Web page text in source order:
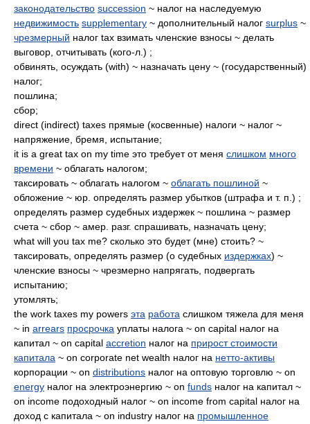
законодательство succession ~ налог на наследуемую
недвижимость supplementary ~ дополнительный налог surplus ~
чрезмерный налог tax взимать членские взносы ~ делать
выговор, отчитывать (кого-л.) ;
обвинять, осуждать (with) ~ назначать цену ~ (государственный)
налог;
пошлина;
сбор;
direct (indirect) taxes прямые (косвенные) налоги ~ налог ~
напряжение, бремя, испытание;
it is a great tax on my time это требует от меня слишком много
времени ~ облагать налогом;
таксировать ~ облагать налогом ~ облагать пошлиной ~
обложение ~ юр. определять размер убытков (штрафа и т. п.) ;
определять размер судебных издержек ~ пошлина ~ размер
счета ~ сбор ~ амер. разг. спрашивать, назначать цену;
what will you tax me? сколько это будет (мне) стоить? ~
таксировать, определять размер (о судебных издержках) ~
членские взносы ~ чрезмерно напрягать, подвергать
испытанию;
утомлять;
the work taxes my powers эта работа слишком тяжела для меня
~ in arrears просрочка уплаты налога ~ on capital налог на
капитал ~ on capital accretion налог на прирост стоимости
капитала ~ on corporate net wealth налог на нетто-активы
корпорации ~ on distributions налог на оптовую торговлю ~ on
energy налог на электроэнергию ~ on funds налог на капитал ~
on income подоходный налог ~ on income from capital налог на
доход с капитала ~ on industry налог на промышленное